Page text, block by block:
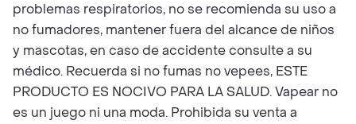
problemas respiratorios, no se recomienda su uso a
no fumadores, mantener fuera del alcance de niños
y mascotas, en caso de accidente consulte a su
médico. Recuerda si no fumas no vepees, ESTE
PRODUCTO ES NOCIVO PARA LA SALUD. Vapear no
es un juego ni una moda. Prohibida su venta a